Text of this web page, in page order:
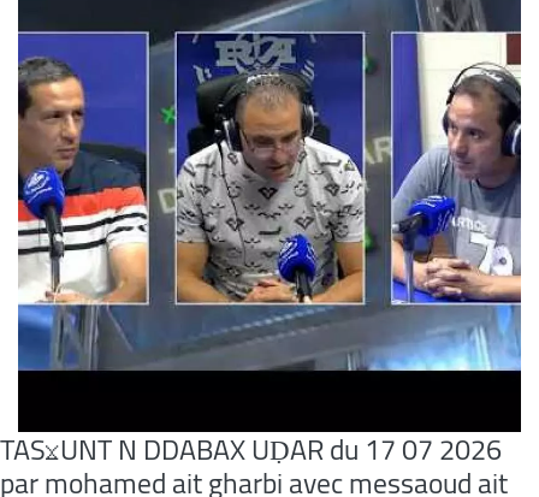
TASⴴUNT N DDABAX UḌAR du 17 07 2026
par mohamed ait gharbi avec messaoud ait